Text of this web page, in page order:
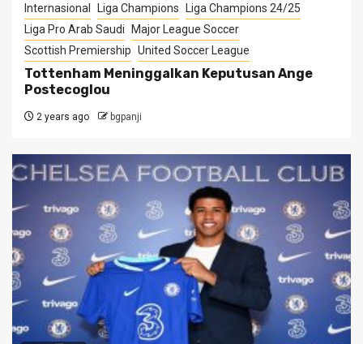
Internasional
Liga Champions
Liga Champions 24/25
Liga Pro Arab Saudi
Major League Soccer
Scottish Premiership United Soccer League
Tottenham Meninggalkan Keputusan Ange
Postecoglou
2 years ago bgpanji